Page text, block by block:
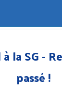
la SG -
passé !